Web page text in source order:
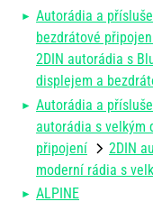
Autorádia a
bezdrátové
2DIN autorádia s
displejem a
Autorádia a
autorádia s velkým
připojení
2DIN
moderní rádia s
ALPINE